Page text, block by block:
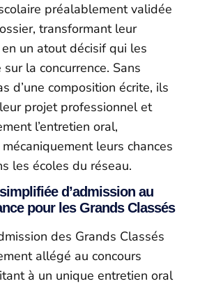
préalablement validée
transformant leur
un atout décisif qui les
la concurrence. Sans
d’une composition écrite, ils
projet professionnel et
l’entretien oral,
leurs chances
les écoles du réseau.
d’admission au
pour les Grands Classés
des Grands Classés
allégé au concours
à un unique entretien oral